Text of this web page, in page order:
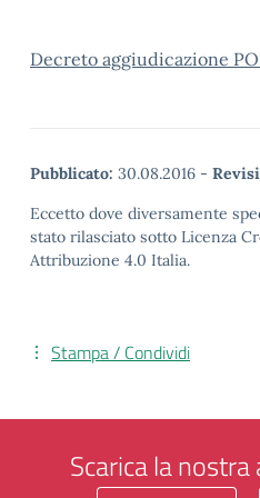
Decreto aggiudicazione
Pubblicato: 30.08.2016 -
Eccetto dove diversamente
stato rilasciato sotto Licenza
Attribuzione 4.0 Italia.
Stampa / Condividi
Scarica la